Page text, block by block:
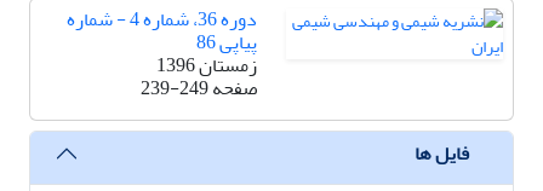
دوره 36، شماره 4 - شماره
پیاپی 86
زمستان 1396
صفحه239-249
فایل ها